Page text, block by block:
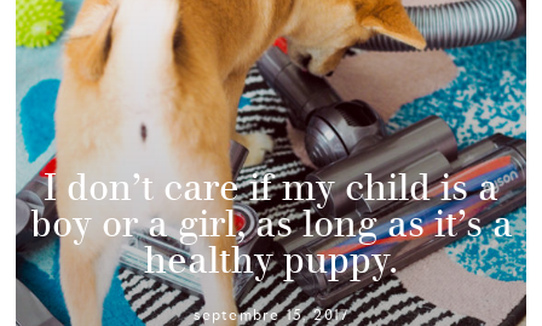
I don’t care if my child is a
boy or a girl, as long as it’s a
healthy puppy.
septembre 15, 2017